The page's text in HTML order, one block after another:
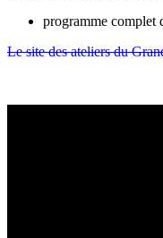
programme complet
Le site des ateliers du